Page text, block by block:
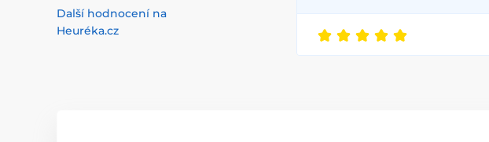
Další hodnocení na
Heuréka.cz